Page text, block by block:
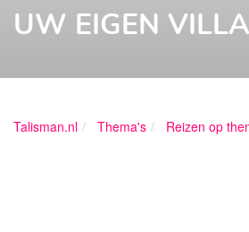
UW EIGEN VILLA
Talisman.nl Thema's Reizen op